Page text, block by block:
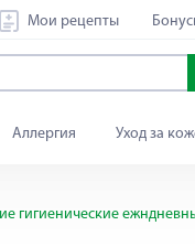
Мои рецепты
Аллергия Уход за
гигиенические